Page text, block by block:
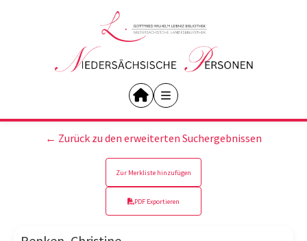
← Zurück zu den erweiterten Suchergebnissen
Zur Merkliste hinzufügen
PDF Exportieren